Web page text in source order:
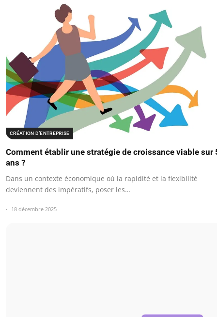
CRÉATION D’ENTREPRISE
Comment établir une stratégie de croissance viable sur
ans ?
Dans un contexte économique où la rapidité et la flexibilité
deviennent des impératifs, poser les…
18 décembre 2025